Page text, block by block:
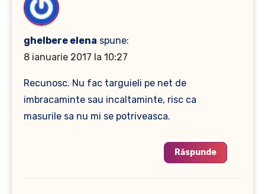
ghelbere elena spune:
8 ianuarie 2017 la 10:27
Recunosc. Nu fac targuieli pe net de
imbracaminte sau incaltaminte, risc ca
masurile sa nu mi se potriveasca.
Răspunde